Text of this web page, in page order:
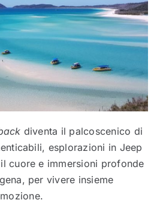
diventa il palcoscenico di
esplorazioni in Jeep
cuore e immersioni profonde
per vivere insieme